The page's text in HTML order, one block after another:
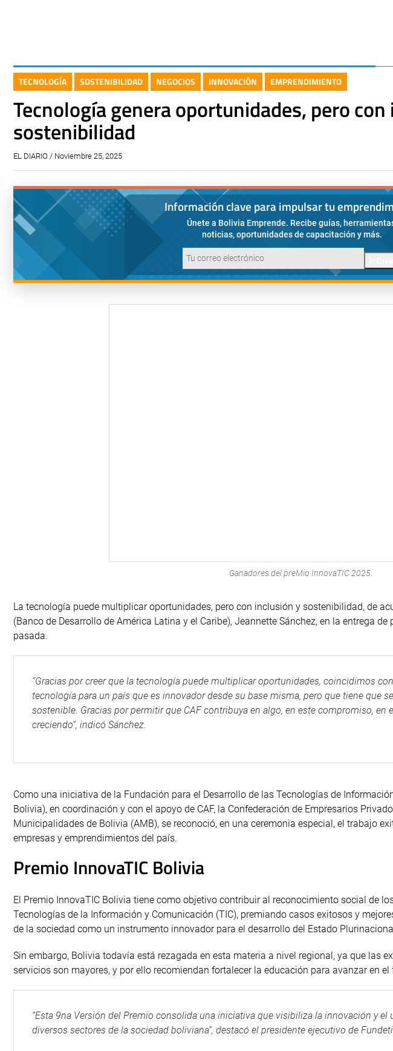
TECNOLOGÍA SOSTENIBILIDAD NEGOCIOS INNOVACIÓN EMPRENDIMIENTO
Tecnología genera oportunidades, pero
sostenibilidad
EL DIARIO / Noviembre 25, 2025
Información clave para impulsar tu
Únete a Bolivia Emprende. Recibe guías,
noticias, oportunidades de capacitación y más.
Ganadores del preMio InnovaTIC 2025.
La tecnología puede multiplicar oportunidades, pero con inclusión y sostenibilidad, de
(Banco de Desarrollo de América Latina y el Caribe), Jeannette Sánchez, en la entrega
pasada.
“Gracias por creer que la tecnología puede multiplicar oportunidades, coincidimos
tecnología para un país que es innovador desde su base misma, pero que tiene que
sostenible. Gracias por permitir que CAF contribuya en algo, en este compromiso, en
creciendo”, indicó Sánchez.
Como una iniciativa de la Fundación para el Desarrollo de las Tecnologías de
Bolivia), en coordinación y con el apoyo de CAF, la Confederación de Empresarios
Municipalidades de Bolivia (AMB), se reconoció, en una ceremonia especial, el trabajo
empresas y emprendimientos del país.
Premio InnovaTIC Bolivia
El Premio InnovaTIC Bolivia tiene como objetivo contribuir al reconocimiento social de
Tecnologías de la Información y Comunicación (TIC), premiando casos exitosos y
de la sociedad como un instrumento innovador para el desarrollo del Estado
Sin embargo, Bolivia todavía está rezagada en esta materia a nivel regional, ya que las
servicios son mayores, y por ello recomiendan fortalecer la educación para avanzar en
“Esta 9na Versión del Premio consolida una iniciativa que visibiliza la innovación y el
diversos sectores de la sociedad boliviana”, destacó el presidente ejecutivo de